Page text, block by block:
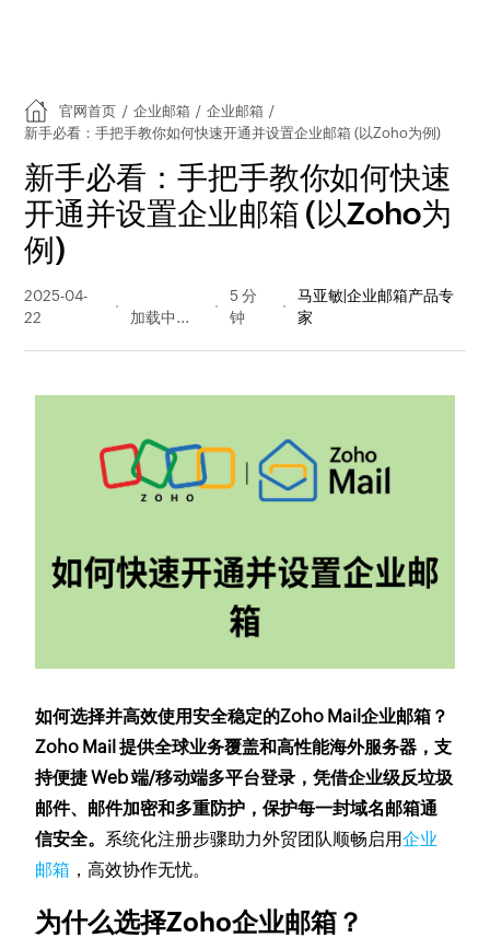
官网首页 / 企业邮箱 / 企业邮箱 /
新手必看：手把手教你如何快速开通并设置企业邮箱 (以Zoho为例)
新手必看：手把手教你如何快速
开通并设置企业邮箱 (以Zoho为
例)
2025-04-
22
量
5 分
钟
马亚敏|企业邮箱产品专
家
如何选择并高效使用安全稳定的Zoho Mail企业邮箱？
Zoho Mail 提供全球业务覆盖和高性能海外服务器，支
持便捷 Web 端/移动端多平台登录，凭借企业级反垃圾
邮件、邮件加密和多重防护，保护每一封域名邮箱通
信安全。 系统化注册步骤助力外贸团队顺畅启用企业
邮箱 ，高效协作无忧。
为什么选择Zoho企业邮箱？